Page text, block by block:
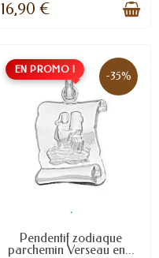
16,90 €
EN PROMO ! -35%
.
Pendentif zodiaque
parchemin Verseau en...